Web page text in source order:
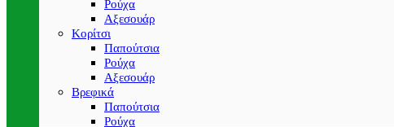
Ρούχα
Αξεσουάρ
Κορίτσι
Παπούτσια
Ρούχα
Αξεσουάρ
Βρεφικά
Παπούτσια
Ρούχα